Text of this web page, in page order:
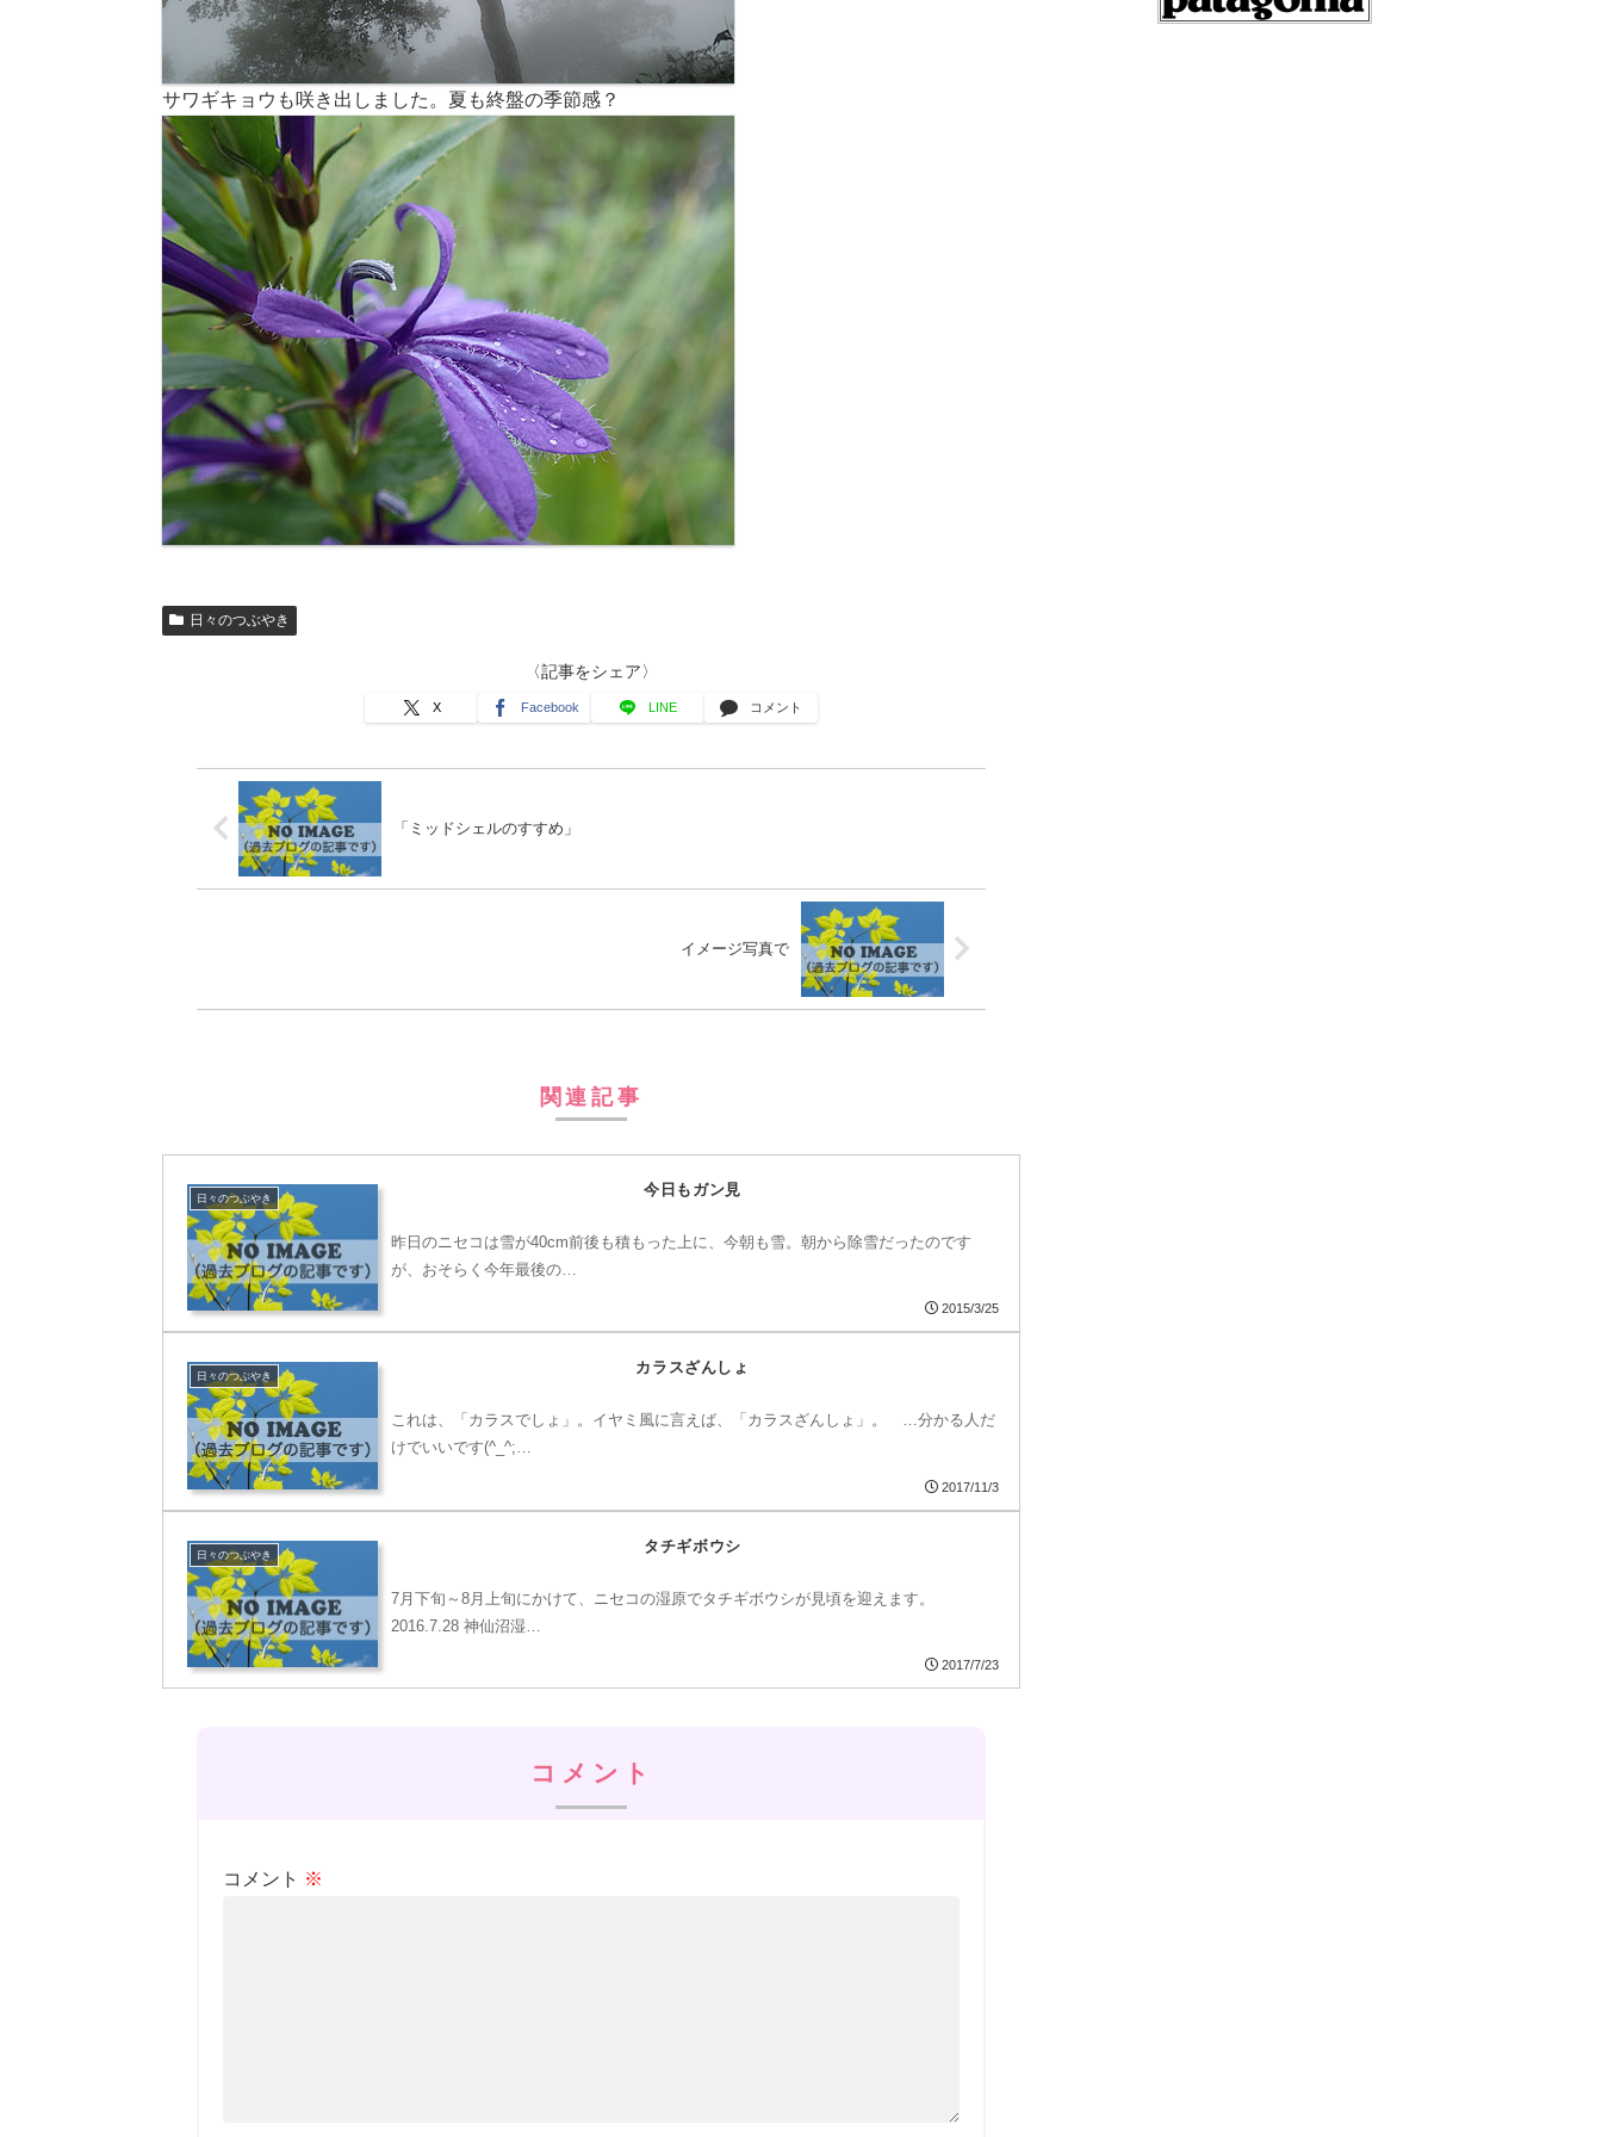
サワギキョウも咲き出しました。夏も終盤の季節感？
日々のつぶやき
〈記事をシェア〉
X Facebook LINE コメント
「ミッドシェルのすすめ」
イメージ写真で
関連記事
日々のつぶやき
今日もガン見
昨日のニセコは雪が40cm前後も積もった上に、今朝も雪。朝から除雪だったのです
が、おそらく今年最後の…
2015/3/25
日々のつぶやき
カラスざんしょ
これは、「カラスでしょ」。イヤミ風に言えば、「カラスざんしょ」。 …分かる人だ
けでいいです(^_^;…
2017/11/3
日々のつぶやき
タチギボウシ
7月下旬～8月上旬にかけて、ニセコの湿原でタチギボウシが見頃を迎えます。
2016.7.28 神仙沼湿…
2017/7/23
コメント
コメント ※